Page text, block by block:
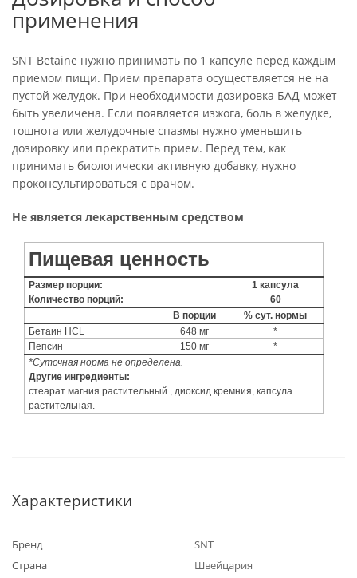
применения
SNT Betaine нужно принимать по 1 капсуле перед каждым
приемом пищи. Прием препарата осуществляется не на
пустой желудок. При необходимости дозировка БАД может
быть увеличена. Если появляется изжога, боль в желудке,
тошнота или желудочные спазмы нужно уменьшить
дозировку или прекратить прием. Перед тем, как
принимать биологически активную добавку, нужно
проконсультироваться с врачом.
Не является лекарственным средством
Пищевая ценность
Размер порции:
1 капсула
Количество порций:
60
В порции
% сут. нормы
Бетаин HCL
648 мг
*
Пепсин
150 мг
*
*Суточная норма не определена.
Другие ингредиенты:
стеарат магния растительный , диоксид кремния, капсула
растительная.
Характеристики
Бренд
SNT
Страна
Швейцария